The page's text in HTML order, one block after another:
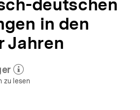
deutschen
in den
Jahren
zum Autor)
öffnen
zu lesen